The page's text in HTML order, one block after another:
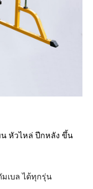
หัวไหล่ ปีกหลัง ขึ้น
มเบล ได้ทุกรุ่น